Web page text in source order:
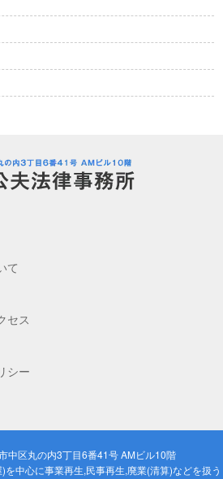
て
セス
シー
区丸の内3丁目6番41号 AMビル10階
中心に事業再生,民事再生,廃業(清算)などを扱う